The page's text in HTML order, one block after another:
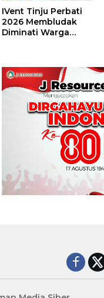
IVent Tinju Perbati
2026 Membludak
Diminati Warga